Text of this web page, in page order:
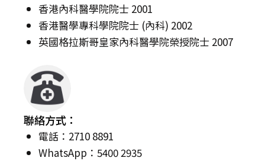
香港內科醫學院院士 2001
香港醫學專科學院院士 (內科) 2002
英國格拉斯哥皇家內科醫學院榮授院士 2007
聯絡方式：
電話：2710 8891
WhatsApp：5400 2935